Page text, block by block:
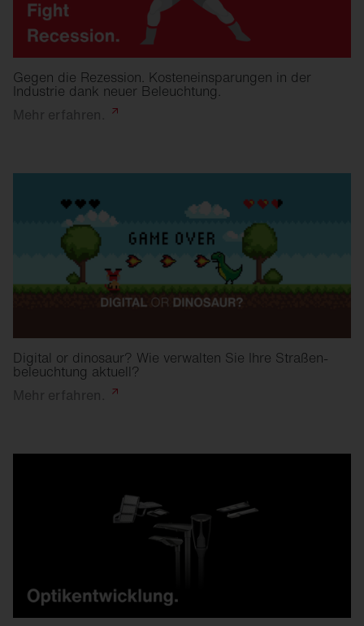
Gegen die Rezession. Kosteneinsparungen in der
Industrie dank neuer Beleuchtung.
Mehr erfahren.
Digital or dinosaur? Wie verwalten Sie Ihre Straßen­
beleuchtung aktuell?
Mehr erfahren.